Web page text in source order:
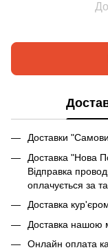
Доставки
Доставка "Нова
Відправка
оплачується за
Доставка
Доставка нашою
Онлайн оплата